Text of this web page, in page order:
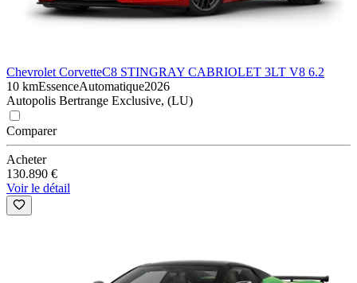
Chevrolet CorvetteC8 STINGRAY CABRIOLET 3LT V8 6.2
10 kmEssenceAutomatique2026
Autopolis Bertrange Exclusive, (LU)
Comparer
Acheter
130.890 €
Voir le détail